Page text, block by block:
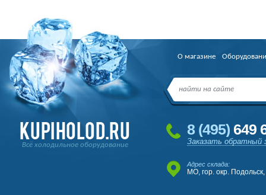
Всё холодильное оборудование
8 (495) 649
Заказать обратный
Адрес склада:
МО, гор. окр.
О магазине